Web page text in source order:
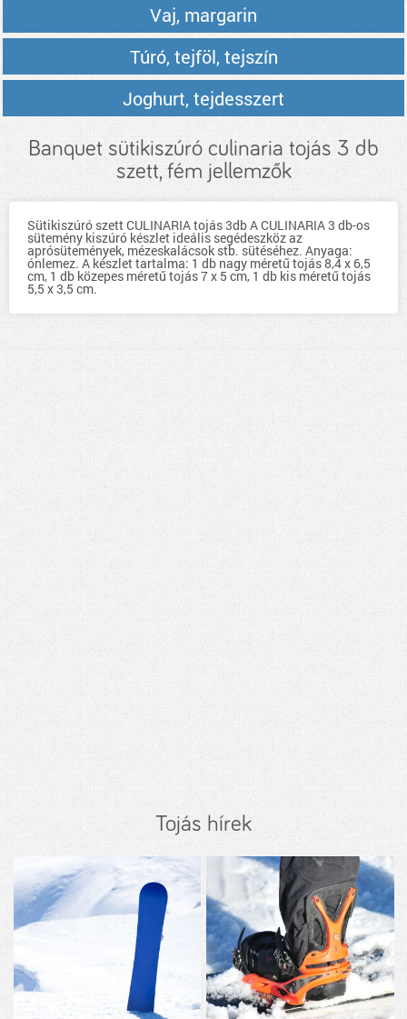
Vaj, margarin
Túró, tejföl, tejszín
Joghurt, tejdesszert
Banquet sütikiszúró culinaria tojás 3 db
szett, fém jellemzők
Sütikiszúró szett CULINARIA tojás 3db A CULINARIA 3 db-os
sütemény kiszúró készlet ideális segédeszköz az
aprósütemények, mézeskalácsok stb. sütéséhez. Anyaga:
ónlemez. A készlet tartalma: 1 db nagy méretű tojás 8,4 x 6,5
cm, 1 db közepes méretű tojás 7 x 5 cm, 1 db kis méretű tojás
5,5 x 3,5 cm.
Tojás hírek